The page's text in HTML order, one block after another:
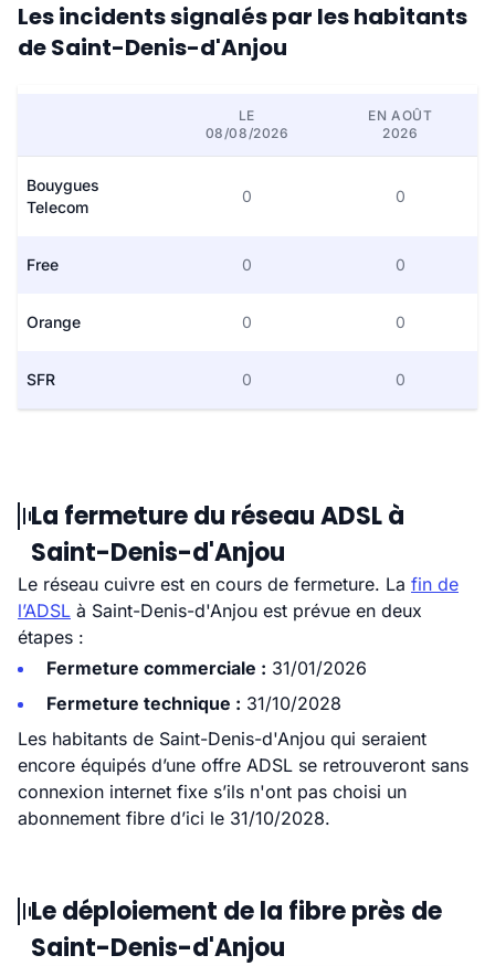
Les incidents signalés par les habitants
de Saint-Denis-d'Anjou
LE
08/08/2026
EN AOÛT
2026
Bouygues
Telecom
0 0
Free 0 0
Orange 0 0
SFR 0 0
La fermeture du réseau ADSL à
Saint-Denis-d'Anjou
Le réseau cuivre est en cours de fermeture. La fin de
l’ADSL à Saint-Denis-d'Anjou est prévue en deux
étapes :
Fermeture commerciale : 31/01/2026
Fermeture technique : 31/10/2028
Les habitants de Saint-Denis-d'Anjou qui seraient
encore équipés d’une offre ADSL se retrouveront sans
connexion internet fixe s’ils n'ont pas choisi un
abonnement fibre d’ici le 31/10/2028.
Le déploiement de la fibre près de
Saint-Denis-d'Anjou